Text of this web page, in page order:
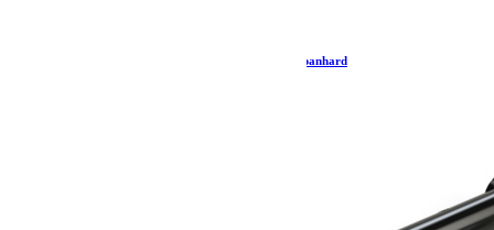
JK/JKU Silent bloc de remplacement de barre panhard